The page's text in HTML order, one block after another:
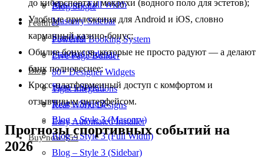
Blog Single
Features
Powerful Booking System
Live Page Builder
80+ Designer Widgets
Tight Integrations
Real World Designs
Easy Automated Installer
Buy now $59
Masonry Full Width
Masonry Sidebar
Standard
Standard Sidebar
Blog
Blog – Style 1
Blog – Style 2
Blog – Style 3 (Masonry)
Blog – Style 3 (Full Width)
Blog – Style 3 (Sidebar)
до киберспорта и мокрухи (водного поло для эстетов);
Удобные приложения для Android и iOS, словно
карманный казино-бонус;
Обилие бонусов, которые не просто радуют — а делают
банк полновеснее;
Кросс-платформенный доступ с комфортом и
отзывчивым интерфейсом.
Прогнозы спортивных событий на
2026